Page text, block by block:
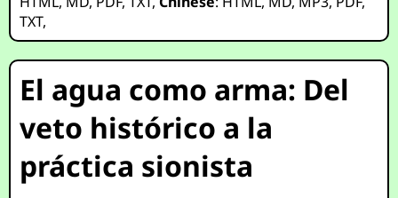
TXT,
El agua como arma: Del
veto histórico a la
práctica sionista